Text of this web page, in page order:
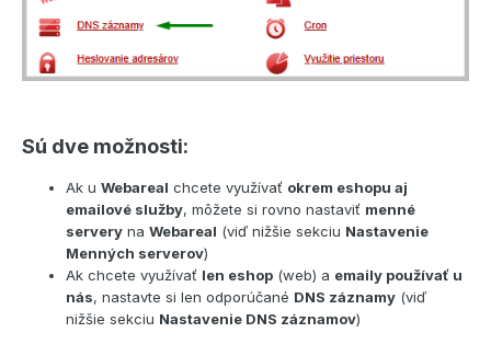
Sú dve možnosti:
Ak u Webareal chcete využívať okrem eshopu aj
emailové služby, môžete si rovno nastaviť menné
servery na Webareal (viď nižšie sekciu Nastavenie
Menných serverov)
Ak chcete využívať len eshop (web) a emaily používať u
nás, nastavte si len odporúčané DNS záznamy (viď
nižšie sekciu Nastavenie DNS záznamov)